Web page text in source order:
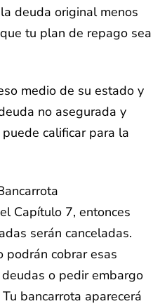
deuda original menos
tu plan de repago sea
medio de su estado y
no asegurada y
calificar para la
Capítulo 7, entonces
serán canceladas.
podrán cobrar esas
o pedir embargo
bancarrota aparecerá